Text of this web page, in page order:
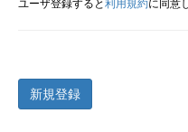
ユーザ登録すると利用規約に同意
新規登録